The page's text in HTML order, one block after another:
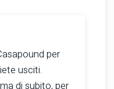
per
usciti.
di subito, per